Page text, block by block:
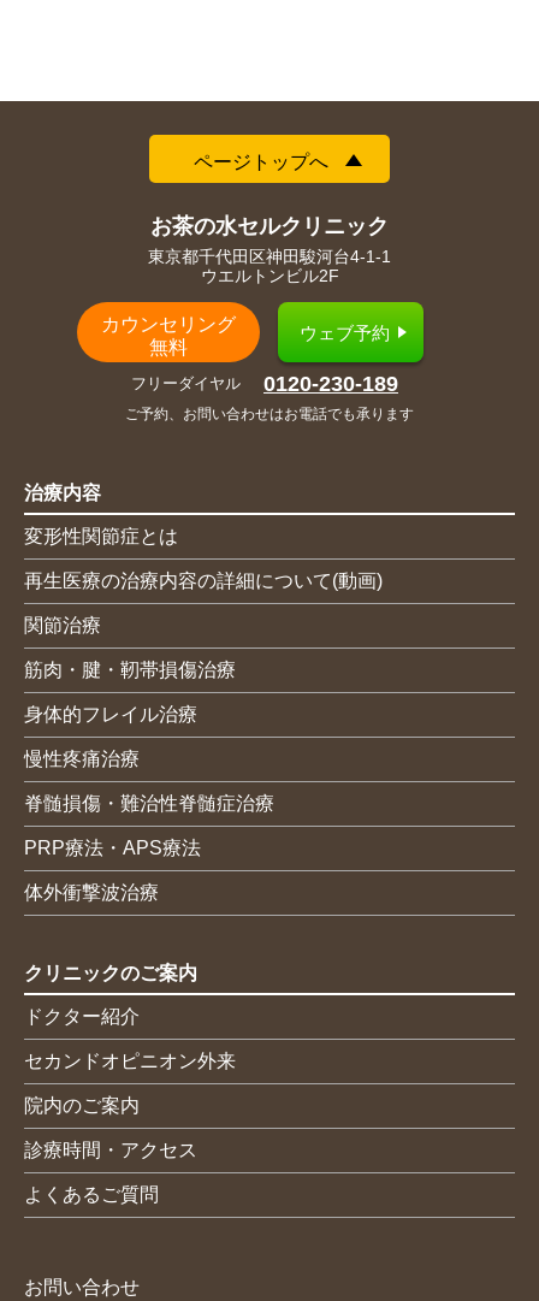
ページトップへ
お茶の水セルクリニック
東京都千代田区神田駿河台4-1-1
ウエルトンビル2F
カウンセリング
無料
ウェブ予約
フリーダイヤル 0120-230-189
ご予約、お問い合わせはお電話でも承ります
治療内容
変形性関節症とは
再生医療の治療内容の詳細について(動画)
関節治療
筋肉・腱・靭帯損傷治療
身体的フレイル治療
慢性疼痛治療
脊髄損傷・難治性脊髄症治療
PRP療法・APS療法
体外衝撃波治療
クリニックのご案内
ドクター紹介
セカンドオピニオン外来
院内のご案内
診療時間・アクセス
よくあるご質問
お問い合わせ